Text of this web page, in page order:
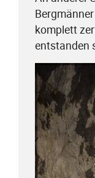
komplett
entstanden